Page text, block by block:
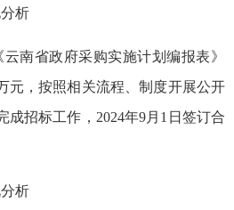
析
南省政府采购实施计划编报表》
元，按照相关流程、制度开展公开
成招标工作，2024年9月1日签订合
析